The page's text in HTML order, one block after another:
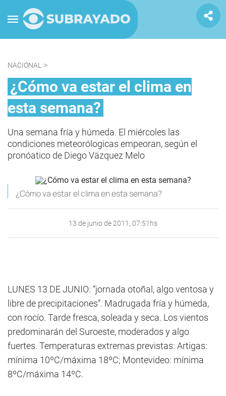
NACIONAL >
¿Cómo va estar el clima en
esta semana?
Una semana fría y húmeda. El miércoles las
condiciones meteorólogicas empeoran, según el
pronóatico de Diego Väzquez Melo
¿Cómo va estar el clima en esta semana?
13 de junio de 2011, 07:51hs
LUNES 13 DE JUNIO: “jornada otoñal, algo ventosa y
libre de precipitaciones”. Madrugada fría y húmeda,
con rocío. Tarde fresca, soleada y seca. Los vientos
predominarán del Suroeste, moderados y algo
fuertes. Temperaturas extremas previstas: Artigas:
mínima 10ºC/máxima 18ºC; Montevideo: mínima
8ºC/máxima 14ºC.